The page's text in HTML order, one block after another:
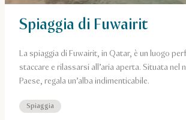
Spiaggia
Spiaggia di Fuwairit
La spiaggia di Fuwairit, in Qatar, è un luogo
staccare e rilassarsi all’aria aperta. Situata nel
Paese, regala un’alba indimenticabile.